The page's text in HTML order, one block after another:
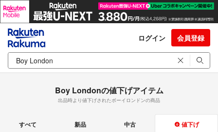
ログイン 会員登録
Boy Londonの値下げアイテム
出品時より値下げされたボーイロンドンの商品
すべて 新品 中古 値下げ